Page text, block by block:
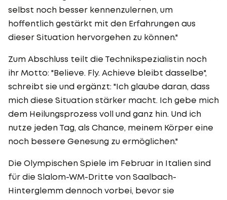
selbst noch besser kennenzulernen, um
hoffentlich gestärkt mit den Erfahrungen aus
dieser Situation hervorgehen zu können."
Zum Abschluss teilt die Technikspezialistin noch
ihr Motto: "Believe. Fly. Achieve bleibt dasselbe",
schreibt sie und ergänzt: "Ich glaube daran, dass
mich diese Situation stärker macht. Ich gebe mich
dem Heilungsprozess voll und ganz hin. Und ich
nutze jeden Tag, als Chance, meinem Körper eine
noch bessere Genesung zu ermöglichen."
Die Olympischen Spiele im Februar in Italien sind
für die Slalom-WM-Dritte von Saalbach-
Hinterglemm dennoch vorbei, bevor sie